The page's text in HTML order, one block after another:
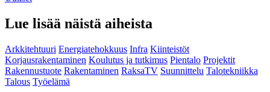
Lue lisää näistä aiheista
Arkkitehtuuri Energiatehokkuus Infra Kiinteistöt
Korjausrakentaminen Koulutus ja tutkimus Pientalo Projektit
Rakennustuote Rakentaminen RaksaTV Suunnittelu Talotekniikka
Talous Työelämä